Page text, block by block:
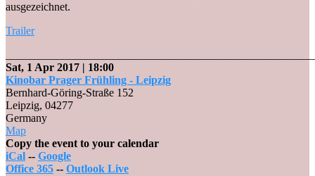
ausgezeichnet.
Trailer
Sat, 1 Apr 2017 | 18:00
Kinobar Prager Frühling - Leipzig
Bernhard-Göring-Straße 152
Leipzig, 04277
Germany
MapKinobar
Prager
Frühling
-
Copy the event to your calendar
iCal -- Google
Office 365 -- Outlook Live